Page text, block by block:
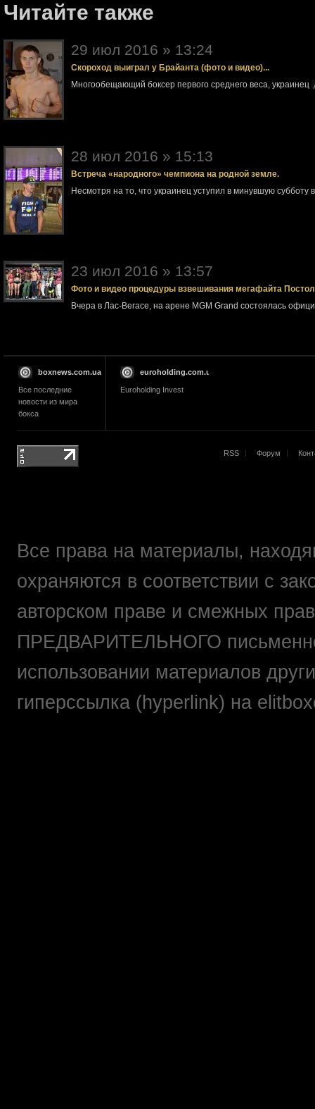
Читайте также
29 июл 2016 » 13:24
Скороход выиграл у Брайанта (фото и видео)...
Многообещающий боксер первого среднего веса, украинец
28 июл 2016 » 15:13
Встреча «народного» чемпиона на родной земле.
Несмотря на то, что украинец уступил в минувшую субботу
23 июл 2016 » 13:57
Фото и видео процедуры взвешивания мегафайта
Вчера в Лас-Вегасе, на арене MGM Grand состоялась
boxnews.com.ua
Все последние
новости из мира
бокса
euroholding.com.ua
Euroholding Invest
RSS Форум
Все права на материалы,
охраняются в соответствии с
авторском праве и смежных
ПРЕДВАРИТЕЛЬНОГО
использовании материалов
гиперссылка (hyperlink) на